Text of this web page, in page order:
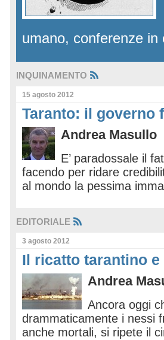
umano, conferenze
INQUINAMENTO
15 agosto 2012
Taranto: il governo
Andrea Masullo
E’ paradossale il
facendo per ridare
al mondo la pessima
EDITORIALE
3 agosto 2012
Il ricatto tarantino e
Andrea
Ancora oggi
drammaticamente i nessi
anche mortali, si ripete il